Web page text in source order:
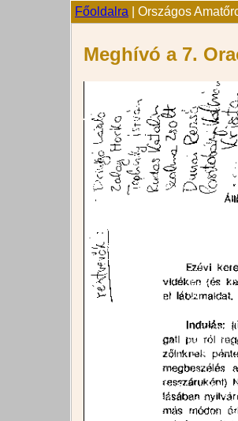
Főoldalra | Országos
Meghívó a 7.